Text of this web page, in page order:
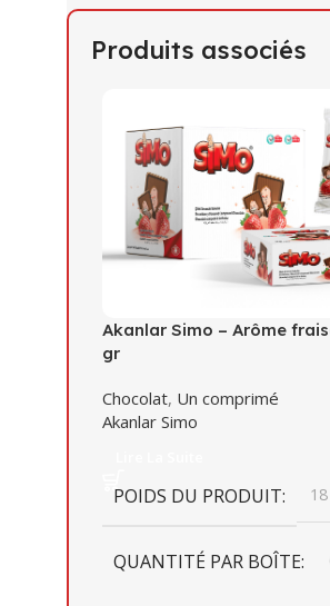
Produits associés
Akanlar Simo – Arôme
gr
Chocolat, Un comprimé
Akanlar Simo
POIDS DU PRODUIT
QUANTITÉ PAR BOÎTE